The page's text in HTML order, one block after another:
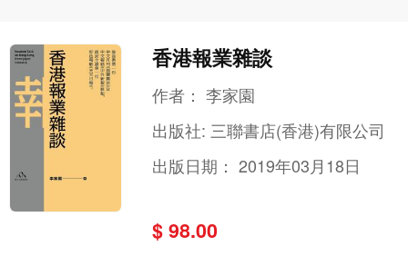
香港報業雜談
作者：李家園
出版社: 三聯書店(香港)有限公司
出版日期：2019年03月18日
$ 98.00